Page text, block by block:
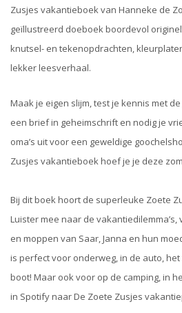
Zusjes vakantieboek van Hanneke de
geïllustreerd doeboek boordevol
knutsel- en tekenopdrachten,
lekker leesverhaal.
Maak je eigen slijm, test je kennis met
een brief in geheimschrift en nodig je
oma’s uit voor een geweldige
Zusjes vakantieboek hoef je je deze
Bij dit boek hoort de superleuke Zoete
Luister mee naar de
en moppen van Saar, Janna en hun
is perfect voor onderweg, in de auto,
boot! Maar ook voor op de camping, in
in Spotify naar De Zoete Zusjes